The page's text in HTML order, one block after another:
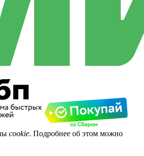
cookie. Подробнее об этом можно